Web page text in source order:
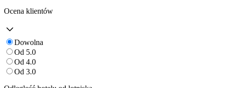
Ocena klientów
Dowolna
Od 5.0
Od 4.0
Od 3.0